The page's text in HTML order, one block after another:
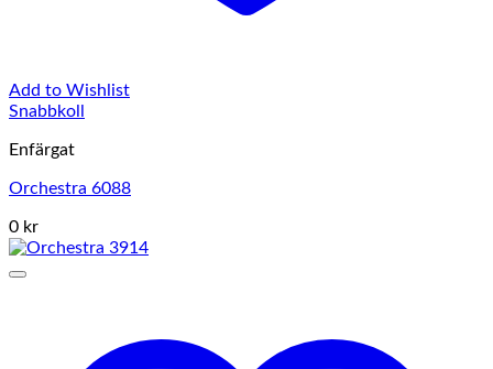
Add to Wishlist
Snabbkoll
Enfärgat
Orchestra 6088
0 kr